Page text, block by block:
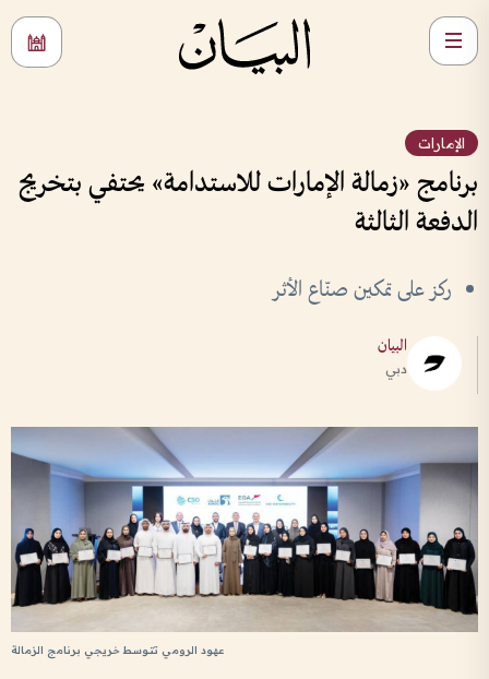
الإمارات
برنامج «زمالة الإمارات للاستدامة» يحتفي بتخريج
الدفعة الثالثة
ركز على تمكين صنّاع الأثر
البيان
دبي
عهود الرومي تتوسط خريجي برنامج الزمالة